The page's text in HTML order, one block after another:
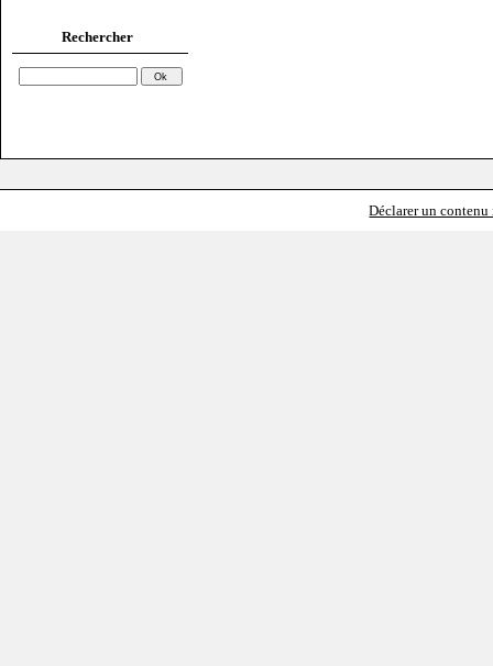
Rechercher
Déclarer un